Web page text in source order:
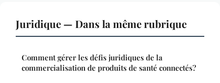
Juridique — Dans la même rubrique
Comment gérer les défis juridiques de la
commercialisation de produits de santé connectés?